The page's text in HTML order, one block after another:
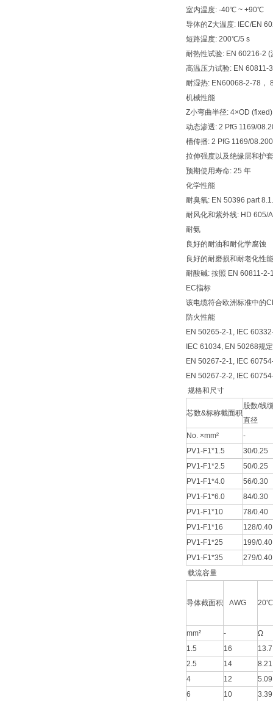
室内温度: -40℃ ~ +90℃
导体的Z大温度: IEC/EN
短路温度: 200℃/5 s
耐热性试验: EN 60216-2 (
高温压力试验: EN 60811-
耐湿热: EN60068-2-78，
机械性能
Z小弯曲半径: 4×OD
动态渗透: 2 PfG 1169/
槽传播: 2 PfG 1169/
拉伸强度以及绝缘层和护
预期使用寿命: 25 年
化学性能
耐臭氧: EN 50396 part
耐风化和紫外线: HD 605/
耐氨
良好的耐油和耐化学腐蚀
良好的耐磨损和耐老化性能
耐酸碱: 按照 EN 60811-2-
EC指标
该电缆符合欧洲标准中的
防火性能
EN 50265-2-1, IEC
IEC 61034, EN 50268规
EN 50267-2-1, IEC
EN 50267-2-2, IEC
规格和尺寸
芯数&标称截面积
股数/线
直径
No. ×mm²
-
PV1-F1*1.5
30/0.25
PV1-F1*2.5
50/0.25
PV1-F1*4.0
56/0.30
PV1-F1*6.0
84/0.30
PV1-F1*10
78/0.40
PV1-F1*16
128/0.40
PV1-F1*25
199/0.40
PV1-F1*35
279/0.40
载流容量
导体截面积 AWG 20℃
mm² -
Ω
1.5
16
13.7
2.5
14
8.21
4
12
5.09
6
10 3.39